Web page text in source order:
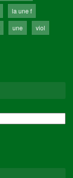
la une f
une
viol